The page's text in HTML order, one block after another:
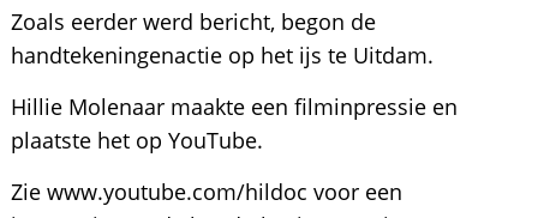
Zoals eerder werd bericht, begon de
handtekeningenactie op het ijs te Uitdam.
Hillie Molenaar maakte een filminpressie en
plaatste het op YouTube.
Zie www.youtube.com/hildoc voor een